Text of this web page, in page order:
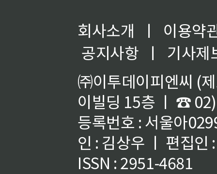
회사소개 ㅣ
이용약
공지사항
ㅣ
기사제
㈜이투데이피엔씨 (
이빌딩 15층 ㅣ ☎
등록번호 : 서울아
인 : 김상우 ㅣ 편집인
ISSN : 2951-4681